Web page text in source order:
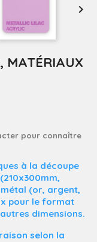

MATÉRIAUX
pour connaître
à la découpe
(or, argent,
pour le format
dimensions.
selon la